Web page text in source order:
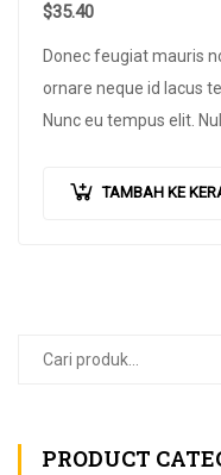
$35.40
Donec feugiat mauris
ornare neque id lacus
Nunc eu tempus elit.
TAMBAH KE
PRODUCT